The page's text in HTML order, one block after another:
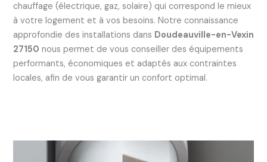
chauffage (électrique, gaz, solaire) qui correspond le mieux
à votre logement et à vos besoins. Notre connaissance
approfondie des installations dans Doudeauville-en-Vexin
27150 nous permet de vous conseiller des équipements
performants, économiques et adaptés aux contraintes
locales, afin de vous garantir un confort optimal.